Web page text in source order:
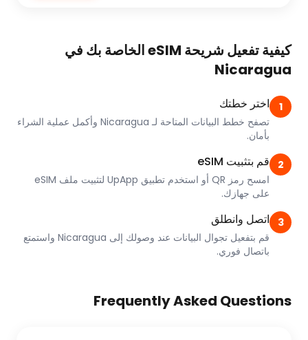
كيفية تفعيل شريحة eSIM الخاصة بك في
Nicaragua
1 اختر خطتك
تصفح خطط البيانات المتاحة لـ Nicaragua وأكمل عملية الشراء
بأمان.
2 قم بتثبيت eSIM
امسح رمز QR أو استخدم تطبيق UpApp لتثبيت ملف eSIM
على جهازك.
3 اتصل وانطلق
قم بتفعيل تجوال البيانات عند وصولك إلى Nicaragua واستمتع
باتصال فوري.
Frequently Asked Questions